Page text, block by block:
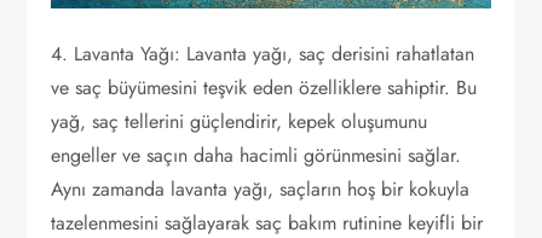
4. Lavanta Yağı: Lavanta yağı, saç derisini rahatlatan
ve saç büyümesini teşvik eden özelliklere sahiptir. Bu
yağ, saç tellerini güçlendirir, kepek oluşumunu
engeller ve saçın daha hacimli görünmesini sağlar.
Aynı zamanda lavanta yağı, saçların hoş bir kokuyla
tazelenmesini sağlayarak saç bakım rutinine keyifli bir